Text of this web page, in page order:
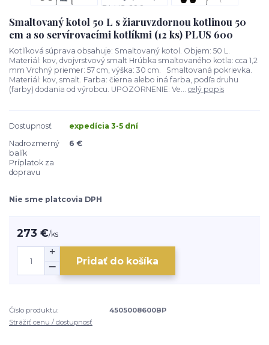
Smaltovaný kotol 50 L s žiaruvzdornou kotlinou 50
cm a so servírovacími kotlíkmi (12 ks) PLUS 600
Kotlíková súprava obsahuje: Smaltovaný kotol. Objem: 50 L.
Materiál: kov, dvojvrstvový smalt Hrúbka smaltovaného kotla: cca 1,2
mm Vrchný priemer: 57 cm, výška: 30 cm. Smaltovaná pokrievka.
Materiál: kov, smalt. Farba: čierna alebo iná farba, podľa druhu
(farby) dodania od výrobcu. UPOZORNENIE: Ve... celý popis
Dostupnosť
expedícia 3-5 dní
Nadrozmerný
balík
Príplatok za
dopravu
6 €
Nie sme platcovia DPH
273 €/ks
Pridať do košíka
Číslo produktu:
4505008600BP
Strážiť cenu / dostupnosť